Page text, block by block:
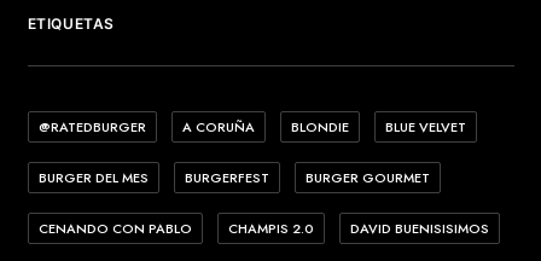
ETIQUETAS
@RATEDBURGER A CORUÑA BLONDIE BLUE VELVET
BURGER DEL MES BURGERFEST BURGER GOURMET
CENANDO CON PABLO CHAMPIS 2.0 DAVID BUENISISIMOS